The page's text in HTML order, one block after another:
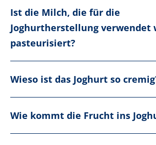
Ist die Milch, die für die
Joghurtherstellung verwendet
pasteurisiert?
Wieso ist das Joghurt so
Wie kommt die Frucht ins